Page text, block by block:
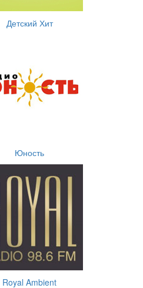
Детский Хит
Юность
Royal Ambient